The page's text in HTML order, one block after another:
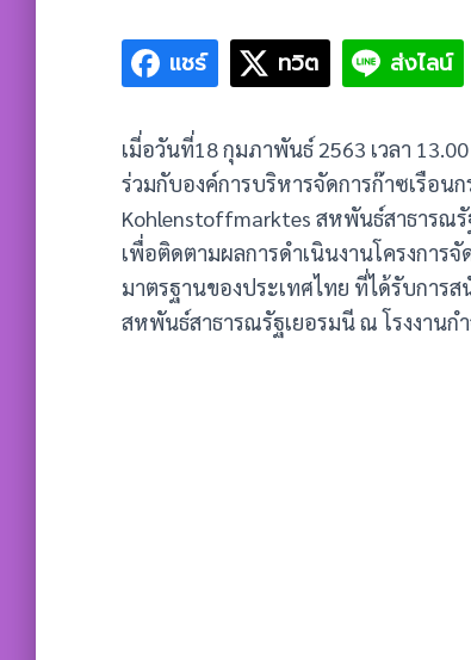
แชร์ ทวิต ส่งไลน์
เมี่อวันที่18 กุมภาพันธ์ 2563 เวลา
ร่วมกับองค์การบริหารจัดการก๊าซเรือ
Kohlenstoffmarktes สหพันธ์สาธารณ
เพื่อติดตามผลการดำเนินงานโครงการ
มาตรฐานของประเทศไทย ที่ได้รับการ
สหพันธ์สาธารณรัฐเยอรมนี ณ โรงงานก